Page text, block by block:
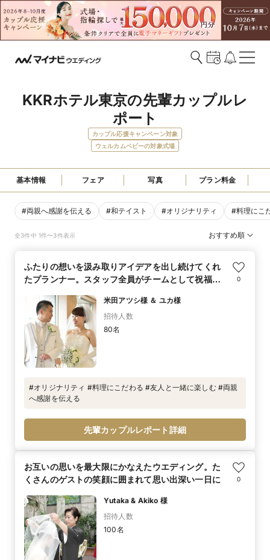
KKRホテル東京の先輩カップルレ
ポート
カップル応援キャンペーン対象
ウェルカムベビーの対象式場
基本情報 フェア 写真 プラン料金
#両親へ感謝を伝える #和テイスト #オリジナリティ #料理にこ
全3件中 1件〜3件表示 おすすめ順
ふたりの想いを汲み取りアイデアを出し続けてくれ
たプランナー。スタッフ全員がチームとして祝福し
0
米田アツシ様 ＆ ユカ様
招待人数
80名
#オリジナリティ #料理にこだわる #友人と一緒に楽しむ #両親
へ感謝を伝える
先輩カップルレポート詳細
お互いの思いを最大限にかなえたウエディング。た
くさんのゲストの笑顔に囲まれて思い出深い一日に
0
Yutaka & Akiko 様
招待人数
100名